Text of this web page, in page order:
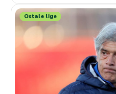
razgovoru...
Ostale lige